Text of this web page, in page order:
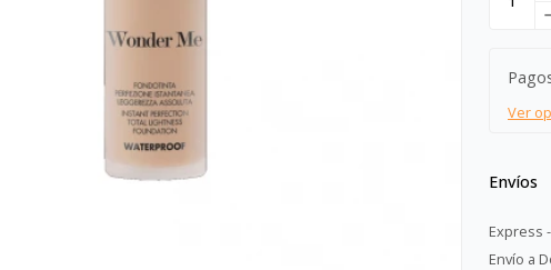
Ver
Envíos
Express
Envío a